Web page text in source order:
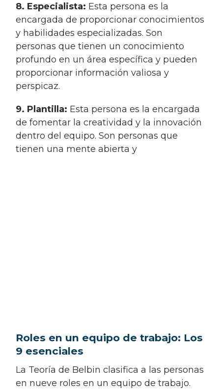
8. Especialista: Esta persona es la
encargada de proporcionar conocimientos
y habilidades especializadas. Son
personas que tienen un conocimiento
profundo en un área específica y pueden
proporcionar información valiosa y
perspicaz.
9. Plantilla: Esta persona es la encargada
de fomentar la creatividad y la innovación
dentro del equipo. Son personas que
tienen una mente abierta y
Roles en un equipo de trabajo: Los
9 esenciales
La Teoría de Belbin clasifica a las personas
en nueve roles en un equipo de trabajo.